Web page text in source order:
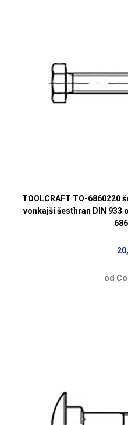
TOOLCRAFT TO-6860220
vonkajší šesťhran DIN 933
od